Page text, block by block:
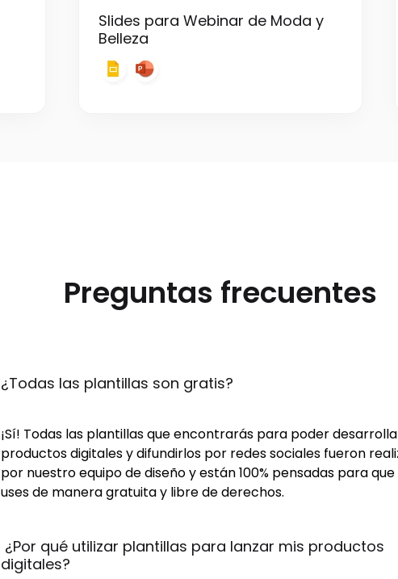
Slides para Webinar de Moda y
Belleza
Preguntas frecuentes
¿Todas las plantillas son gratis?
¡Sí! Todas las plantillas que encontrarás para poder
productos digitales y difundirlos por redes sociales fueron
por nuestro equipo de diseño y están 100% pensadas para que
uses de manera gratuita y libre de derechos.
¿Por qué utilizar plantillas para lanzar mis productos
digitales?